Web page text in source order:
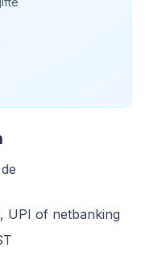
UPI of netbanking